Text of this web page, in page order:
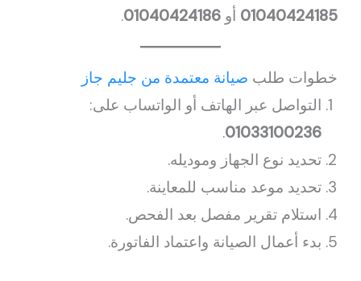
01040424185 أو01040424186
.
خطوات طلب صيانة معتمدة من جليم جاز
التواصل عبر الهاتف أو الواتساب على:
01033100236
.
تحديد نوع الجهاز وموديله.
تحديد موعد مناسب للمعاينة.
استلام تقرير مفصل بعد الفحص.
بدء أعمال الصيانة واعتماد الفاتورة.